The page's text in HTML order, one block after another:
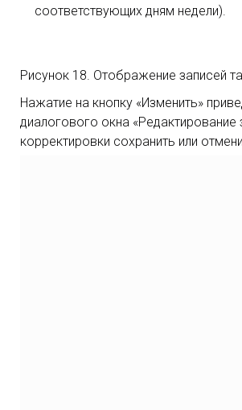
соответствующих дням недели).
Рисунок 18. Отображение записей
Нажатие на кнопку «Изменить»
диалогового окна «Редактирование
корректировки сохранить или